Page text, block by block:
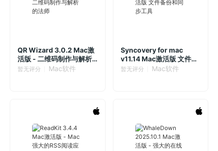
QR Wizard 3.0.2 Mac激
活版 - 二维码制作与解析
的法师
暂无评分 Mac软件
Syncovery for mac
v11.14 Mac激活版 文件备
份和同步工具
暂无评分 Mac软件